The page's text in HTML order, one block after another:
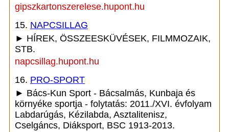
gipszkartonszerelese.hupont.hu
15. NAPCSILLAG
► HÍREK, ÖSSZEESKÜVÉSEK, FILMMOZAIK,
STB.
napcsillag.hupont.hu
16. PRO-SPORT
► Bács-Kun Sport - Bácsalmás, Kunbaja és
környéke sportja - folytatás: 2011./XVI. évfolyam
Labdarúgás, Kézilabda, Asztalitenisz,
Cselgáncs, Diáksport, BSC 1913-2013.